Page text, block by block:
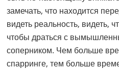
замечать, что находится
видеть реальность, видеть,
чтобы драться с
соперником. Чем больше
спарринге, тем больше